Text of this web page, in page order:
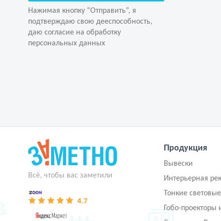
Нажимая кнопку “Отправить”, я
подтверждаю свою дееспособность,
даю согласие на обработку
персональных данных
даю согласие на обработку
персональных данных
Всё, чтобы вас заметили
Продукция
Вывески
Интерьерная
Тонкие
Гобо-проекторы